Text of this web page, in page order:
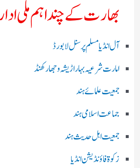
بھارت کے چند اہم ملی
آل انڈیا مسلم پرسنل لا بورڈ
امارت شرعیہ بہار اڑیشہ و جھارکھنڈ
جمعیت علمائے ہند
جماعت اسلامی ہند
جمعیت اہل حدیث ہند
زکوۃ فاؤنڈیشن انڈیا